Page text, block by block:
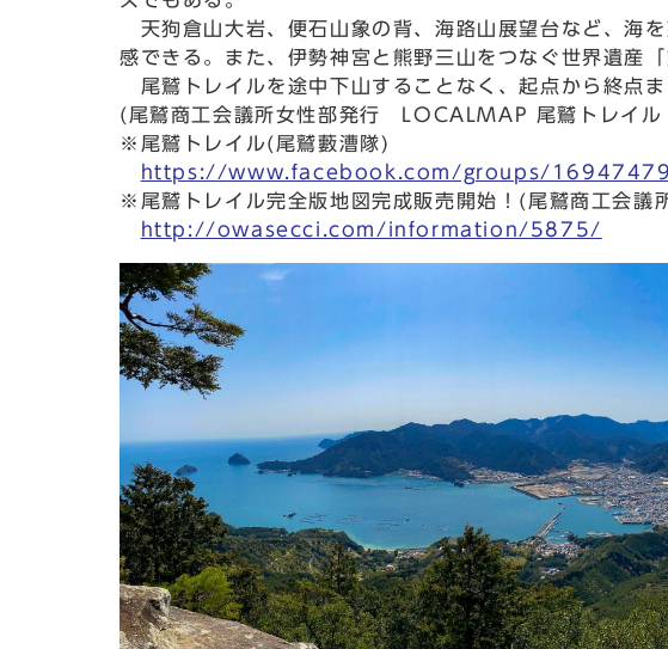
天狗倉山大岩、便石山象の背、海路山展望台など、海
感できる。また、伊勢神宮と熊野三山をつなぐ世界遺産
尾鷲トレイルを途中下山することなく、起点から終点
(尾鷲商工会議所女性部発行 LOCALMAP 尾鷲トレイ
※尾鷲トレイル(尾鷲藪漕隊)
https://www.facebook.com/groups/
※尾鷲トレイル完全版地図完成販売開始！(尾鷲商工会議
http://owasecci.com/information/5875/